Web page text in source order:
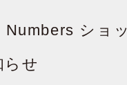
Numbers ショ
らせ